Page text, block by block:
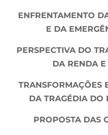
ENFRENTAMENTO
E DA
PERSPECTIVA DO
DA RENDA
TRANSFORMAÇÕES
DA TRAGÉDIA DO
PROPOSTA DAS